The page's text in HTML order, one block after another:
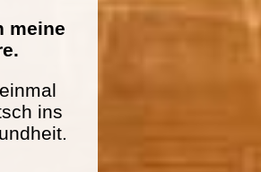
meine
ins